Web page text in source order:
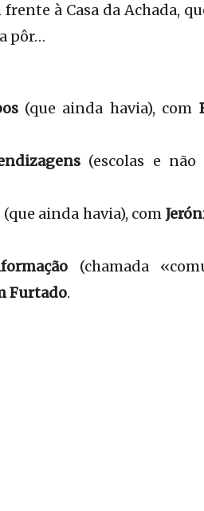
à Casa da Achada,
pôr…
(que ainda havia), com
(escolas e
(que ainda havia), com
(chamada
Furtado.